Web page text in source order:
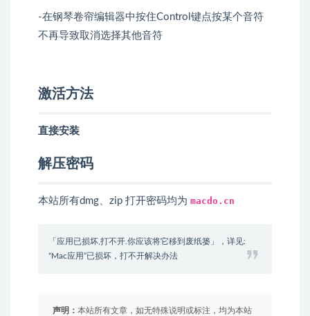
-在钢琴卷帘编辑器中按住Control键点按某个音符
不再导致取消选择其他音符
激活方法
直接安装
解压密码
本站所有dmg、zip 打开密码均为 macdo.cn
「应用已损坏,打不开.你应该将它移到废纸篓」，详见:
“Mac应用”已损坏，打不开解决办法
声明： 本站所有文章，如无特殊说明或标注，均为本站